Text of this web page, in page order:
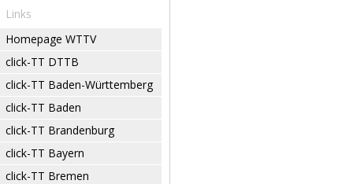
Links
Homepage WTTV
click-TT DTTB
click-TT Baden-Württemberg
click-TT Baden
click-TT Brandenburg
click-TT Bayern
click-TT Bremen